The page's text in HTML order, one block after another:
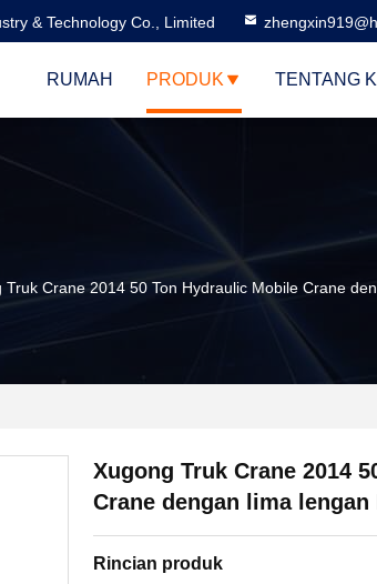
& Technology Co., Limited
RUMAH PRODUK TENTANG
Truk Crane 2014 50 Ton Hydraulic Mobile Crane
Xugong Truk Crane 2014
Crane dengan lima
Rincian produk